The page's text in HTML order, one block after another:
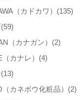
（カドカワ） (135)
(59)
（カナガン） (2)
カナレ） (4)
(13)
カネボウ化粧品） (2)